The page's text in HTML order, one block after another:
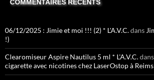
COMMENTAIRES RÉCENTS
06/12/2025 : Jimie et moi !!! (2) * L'A.V.C.dans
!)
Clearomiseur Aspire Nautilus 5 ml * L'A.V.C.dans
cigarette avec nicotines chez LaserOstop à Reims